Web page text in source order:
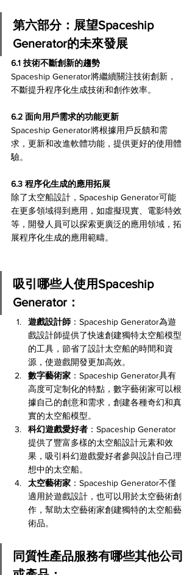
第六部分：展望Spaceship
Generator的未來發展
6.1 技術不斷創新的趨勢
Spaceship Generator將繼續關注技術創新，
不斷提升程序化生成技術和創作效率。
6.2 面向用戶需求的功能更新
Spaceship Generator將根據用戶反饋和需
求，更新和改進軟體功能，提供更好的使用體
驗。
6.3 程序化生成的應用拓展
除了太空船設計，Spaceship Generator可能
在更多領域得到應用，如虛擬現實、電影特效
等，開發人員可以探索更廣泛的應用領域，拓
展程序化生成的應用範疇。
吸引哪些人使用Spaceship
Generator：
遊戲設計師 ：Spaceship Generator為遊
戲設計師提供了快速創建獨特太空船模型
的工具，節省了設計太空船的時間和資
源，使遊戲開發更加高效。
數字藝術家 ：Spaceship Generator具有
高度可定制化的特點，數字藝術家可以根
據自己的創意和需求，創建各種奇幻和真
實的太空船模型。
科幻遊戲愛好者 ：Spaceship Generator
提供了豐富多樣的太空船設計元素和效
果，吸引科幻遊戲愛好者參與設計自己理
想中的太空船。
太空藝術家 ：Spaceship Generator不僅
適用於遊戲設計，也可以用於太空藝術創
作，幫助太空藝術家創建獨特的太空船藝
術品。
同質性產品服務有哪些其他公司